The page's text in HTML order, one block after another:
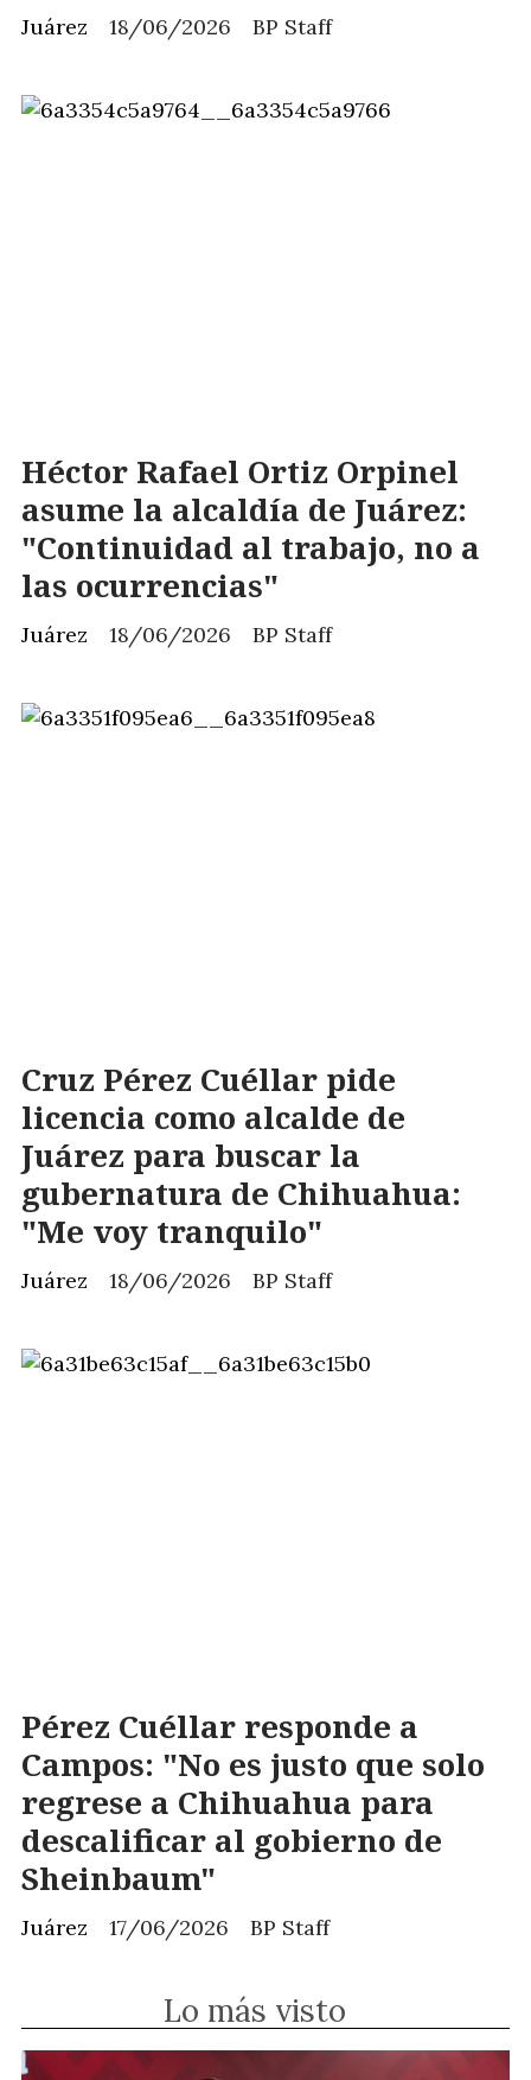
BP Staff
Juárez 18/06/2026
Héctor Rafael Ortiz Orpinel
asume la alcaldía de Juárez:
"Continuidad al trabajo, no a
las ocurrencias"
BP Staff
Juárez 18/06/2026
Cruz Pérez Cuéllar pide
licencia como alcalde de
Juárez para buscar la
gubernatura de Chihuahua:
"Me voy tranquilo"
BP Staff
Juárez 18/06/2026
Pérez Cuéllar responde a
Campos: "No es justo que solo
regrese a Chihuahua para
descalificar al gobierno de
Sheinbaum"
BP Staff
Juárez 17/06/2026
Lo más visto